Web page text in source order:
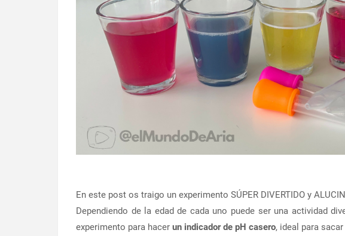
En este post os traigo un experimento SÚPER DIVERTIDO y
Dependiendo de la edad de cada uno puede ser una actividad
experimento para hacer un indicador de pH casero, ideal para